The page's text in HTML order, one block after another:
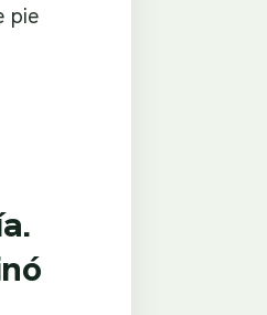
pie